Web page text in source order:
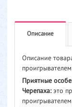
Описание
Описание
Приятные
Черепаха: это